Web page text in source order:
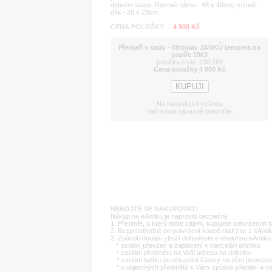
dobrém stavu. Rozměr rámu - 48 x 40cm, rozměr
díla - 28 x 23cm
CENA POLOŽKY
4 900 Kč
Předjaří v sadu - Miloslav JANKŮ tempera na
papíře 1963
položka číslo: 130 263
Cena položky 4 900 Kč
Na následující stránce
Vaši koupi závazně potvrdíte.
NEBOJTE SE NAKUPOVAT!
Nákup na eAntiku je naprosto bezpečný:
1. Předmět, o který máte zájem, kupujete potvrzením
2. Bezprostředně po potvrzení koupě obdržíte z
3. Způsob dodání zboží dohodnete s obsluhou
* osobní převzetí a zaplacení v kanceláři eAntiku
* zaslání předmětu na Vaši adresu na dobírku
* zaslání balíku po uhrazení částky na účet
* u objemných předmětů s Vámi způsob předání a